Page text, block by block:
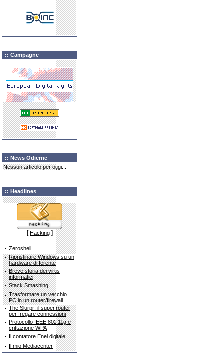
:: Campagne
:: News Odierne
Nessun articolo per oggi...
:: Headlines
[Hacking]
· Zeroshell
· Ripristinare Windows su un
hardware differente
· Breve storia dei virus
informatici
· Stack Smashing
· Trasformare un vecchio
PC in un router/firewall
· The Slurpr: il super router
per fregare connessioni
· Protocollo IEEE 802.11g e
crittazione WPA
· Il contatore Enel digitale
· Il mio Mediacenter